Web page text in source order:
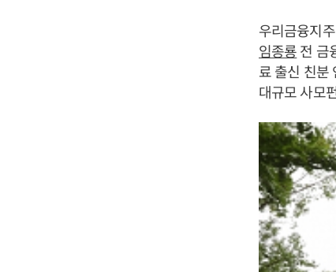
우리금융지
임종룡전 금
료 출신 친분
대규모 사모